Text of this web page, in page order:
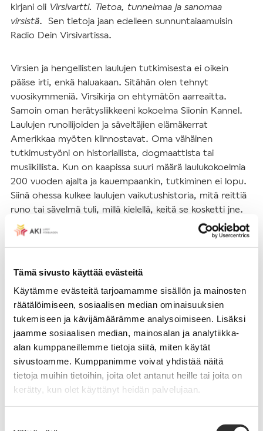
Tämä sivusto käyttää evästeitä
Käytämme evästeitä tarjoamamme sisällön ja mainosten
räätälöimiseen, sosiaalisen median ominaisuuksien
tukemiseen ja kävijämäärämme analysoimiseen. Lisäksi
jaamme sosiaalisen median, mainosalan ja analytiikka-
alan kumppaneillemme tietoja siitä, miten käytät
sivustoamme. Kumppanimme voivat yhdistää näitä
tietoja muihin tietoihin, joita olet antanut heille tai joita on
kerätty, kun olet käyttänyt heidän palvelujaan.
kirjani oli Virsivartti. Tietoa, tunnelmaa ja sanomaa
virsistä. Sen tietoja jaan edelleen sunnuntaiaamuisin
Radio Dein Virsivartissa.
Virsien ja hengellisten laulujen tutkimisesta ei oikein
pääse irti, enkä haluakaan. Sitähän olen tehnyt
vuosikymmeniä. Virsikirja on ehtymätön aarreaitta.
Samoin oman herätysliikkeeni kokoelma Siionin Kannel.
Laulujen runoilijoiden ja säveltäjien elämäkerrat
Amerikkaa myöten kiinnostavat. Oma vähäinen
tutkimustyöni on historiallista, dogmaattista tai
musiikillista. Kun on kaapissa suuri määrä laulukokoelmia
200 vuoden ajalta ja kauempaankin, tutkiminen ei lopu.
Siinä ohessa kulkee laulujen vaikutushistoria, mitä reittiä
runo tai sävelmä tuli, millä kielellä, keitä se kosketti jne.
Minusta piti tulla aikanaan kanttori-urkuri, mutta
silloin tällöin. Voin soittaa samaa pianokappaletta tai
muistiin ”aivoon ja sormiin”. Ihminen tarvitsee monessa
asiassa toistoja. Niinhän se on pävittäisessä
terveysliikunnassakin. Yritän vaimoni kanssa kävellä
päivittäin 3–5 km, olemme sitten kaupungissa tai
mökillä. Aikaa on koronan takia. Emme ole tavanneet
lapsiakaan emmekä lapsenlapsia kuin ulkona. Siihen
odotamme hartaasti muutosta.